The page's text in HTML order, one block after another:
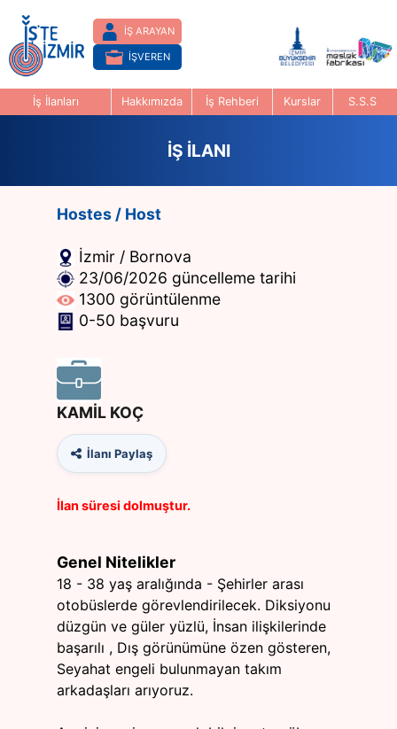
İŞ ARAYAN
İŞVEREN
İş İlanları Hakkımızda İş Rehberi Kurslar S.S.S
İŞ İLANI
Hostes / Host
İzmir / Bornova
23/06/2026 güncelleme tarihi
1300 görüntülenme
0-50 başvuru
KAMİL KOÇ
İlanı Paylaş
İlan süresi dolmuştur.
Genel Nitelikler
18 - 38 yaş aralığında - Şehirler arası
otobüslerde görevlendirilecek. Diksiyonu
düzgün ve güler yüzlü, İnsan ilişkilerinde
başarılı , Dış görünümüne özen gösteren,
Seyahat engeli bulunmayan takım
arkadaşları arıyoruz.